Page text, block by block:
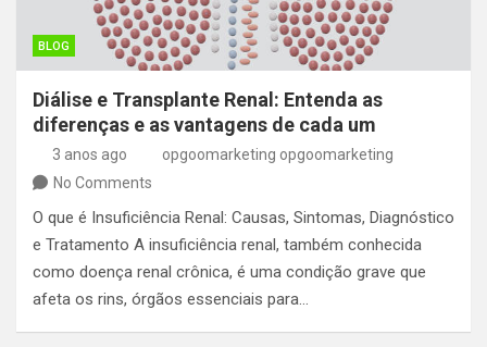
BLOG
Diálise e Transplante Renal: Entenda as
diferenças e as vantagens de cada um
3 anos ago
opgoomarketing opgoomarketing
No Comments
O que é Insuficiência Renal: Causas, Sintomas, Diagnóstico
e Tratamento A insuficiência renal, também conhecida
como doença renal crônica, é uma condição grave que
afeta os rins, órgãos essenciais para…